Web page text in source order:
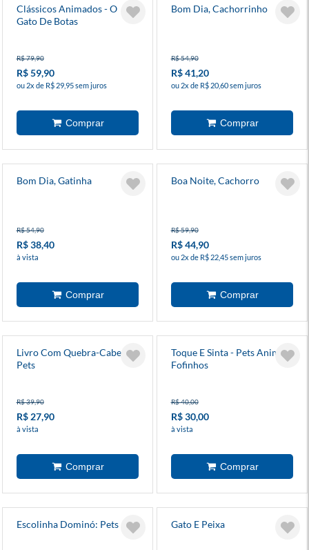
Clássicos Animados - O
Gato De Botas
R$ 79,90
R$ 59,90
ou 2x de R$ 29,95 sem juros
Bom Dia, Cachorrinho
R$ 54,90
R$ 41,20
ou 2x de R$ 20,60 sem juros
Bom Dia, Gatinha
R$ 54,90
R$ 38,40
à vista
Boa Noite, Cachorro
R$ 59,90
R$ 44,90
ou 2x de R$ 22,45 sem juros
Livro Com Quebra-Cabeça
Pets
R$ 39,90
R$ 27,90
à vista
Toque E Sinta - Pets Animais
Fofinhos
R$ 40,00
R$ 30,00
à vista
Escolinha Dominó: Pets Gato E Peixa